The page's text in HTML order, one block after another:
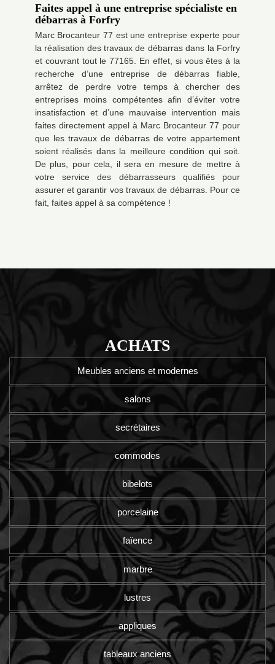
Faites appel à une entreprise spécialiste en
débarras à Forfry
Marc Brocanteur 77 est une entreprise experte pour
la réalisation des travaux de débarras dans la Forfry
et couvrant tout le 77165. En effet, si vous êtes à la
recherche d’une entreprise de débarras fiable,
arrêtez de perdre votre temps à chercher des
entreprises moins compétentes afin d’éviter votre
insatisfaction et d’une mauvaise intervention mais
faites directement appel à Marc Brocanteur 77 pour
que les travaux de débarras de votre appartement
soient réalisés dans la meilleure condition qui soit.
De plus, pour cela, il sera en mesure de mettre à
votre service des débarrasseurs qualifiés pour
assurer et garantir vos travaux de débarras. Pour ce
fait, faites appel à sa compétence !
ACHATS
Meubles anciens et modernes
salons
secrétaires
commodes
bibelots
porcelaine
faïence
marbre
lustres
appliques
tableaux anciens